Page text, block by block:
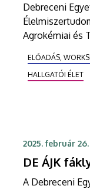
Debreceni
Agrokémiai és
Kutatóintézete
Társaság a
állapotára és
jelentette
lakosságát
ELŐADÁS,
HALLGATÓI ÉLET
2025. február 26.
DE ÁJK
A Debreceni